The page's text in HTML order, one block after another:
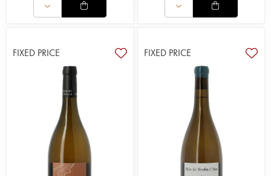
FIXED PRICE FIXED PRICE